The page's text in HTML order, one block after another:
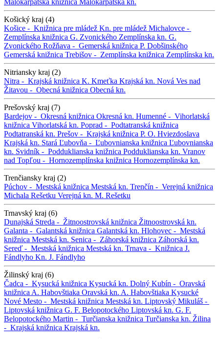
Košický kraj (4)
Košice - Knižnica pre mládež Kn. pre mládež Michalovce -
Zemplínska knižnica G. Zvonického Zemplínska kn. G.
Zvonického Rožňava - Gemerská knižnica P. Dobšinského
Gemerská knižnica Trebišov - Zemplínska knižnica Zemplínska kn.
Nitriansky kraj (2)
Nitra - Krajská knižnica K. Kmeťka Krajská kn. Nová Ves nad
Žitavou - Obecná knižnica Obecná kn.
Prešovský kraj (7)
Bardejov - Okresná knižnica Okresná kn. Humenné - Vihorlatská
knižnica Vihorlatská kn. Poprad - Podtatranská knižnica
Podtatranská kn. Prešov - Krajská knižnica P. O. Hviezdoslava
Krajská kn. Stará Ľubovňa - Ľubovnianska knižnica Ľubovnianska
kn. Svidník - Podduklianska knižnica Podduklianska kn. Vranov
nad Topľou - Hornozemplínska knižnica Hornozemplínska kn.
Trenčiansky kraj (2)
Púchov - Mestská knižnica Mestská kn. Trenčín - Verejná knižnica
Michala Rešetku Verejná kn. M. Rešetku
Trnavský kraj (6)
Dunajská Streda - Žitnoostrovská knižnica Žitnoostrovská kn.
Galanta - Galantská knižnica Galantská kn. Hlohovec - Mestská
knižnica Mestská kn. Senica - Záhorská knižnica Záhorská kn.
Sereď - Mestská knižnica Mestská kn. Trnava - Knižnica J.
Fándlyho Kn. J. Fándlyho
Žilinský kraj (6)
Čadca - Kysucká knižnica Kysucká kn. Dolný Kubín - Oravská
knižnica A. Habovštiaka Oravská kn. A. Habovštiaka Kysucké
Nové Mesto - Mestská knižnica Mestská kn. Liptovský Mikuláš -
Liptovská knižnica G. F. Belopotockého Liptovská kn. G. F.
Belopotockého Martin - Turčianska knižnica Turčianska kn. Žilina
- Krajská knižnica Krajská kn.